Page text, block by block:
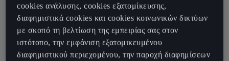
δημιουργία προφίλ και βοηθούν στην αναγνώριση του χρήστη
ώστε να μπορεί ο εκδότης να εμφανίσει στοχευμένο και
εξατομικευμένο διαφημιστικό υλικό στον ιστότοπο, μέσω email
(όπου ο χρήστης συναινεί σε διαφημιστικό υλικό) και σε άλλα
περιβάλλοντα, όπως άλλους ιστότοπους ή μέσω άλλων διαύλων
cookies ανάλυσης, cookies εξατομίκευσης,
διαφημιστικά cookies και cookies κοινωνικών δικτύων
με σκοπό τη βελτίωση της εμπειρίας σας στον
ιστότοπο, την εμφάνιση εξατομικευμένου
διαφημιστικού περιεχομένου, την παροχή διαφημίσεων